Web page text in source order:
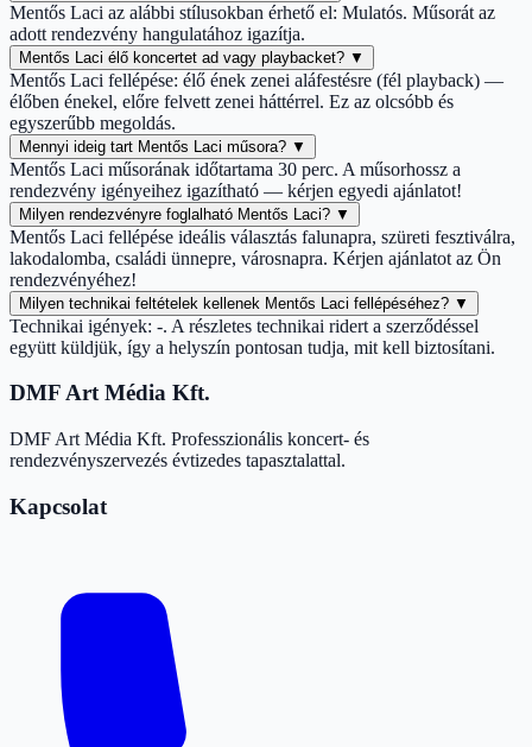
Mentős Laci az alábbi stílusokban érhető el: Mulatós. Műsorát az
adott rendezvény hangulatához igazítja.
Mentős Laci élő koncertet ad vagy playbacket? ▼
Mentős Laci fellépése: élő ének zenei aláfestésre (fél playback) —
élőben énekel, előre felvett zenei háttérrel. Ez az olcsóbb és
egyszerűbb megoldás.
Mennyi ideig tart Mentős Laci műsora? ▼
Mentős Laci műsorának időtartama 30 perc. A műsorhossz a
rendezvény igényeihez igazítható — kérjen egyedi ajánlatot!
Milyen rendezvényre foglalható Mentős Laci? ▼
Mentős Laci fellépése ideális választás falunapra, szüreti fesztiválra,
lakodalomba, családi ünnepre, városnapra. Kérjen ajánlatot az Ön
rendezvényéhez!
Milyen technikai feltételek kellenek Mentős Laci fellépéséhez? ▼
Technikai igények: -. A részletes technikai ridert a szerződéssel
együtt küldjük, így a helyszín pontosan tudja, mit kell biztosítani.
DMF Art Média Kft.
DMF Art Média Kft. Professzionális koncert- és
rendezvényszervezés évtizedes tapasztalattal.
Kapcsolat